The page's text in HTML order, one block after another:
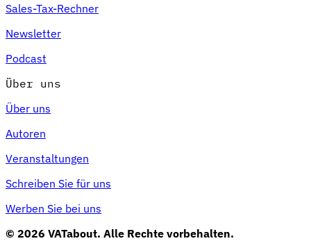
Sales-Tax-Rechner
Newsletter
Podcast
Über uns
Über uns
Autoren
Veranstaltungen
Schreiben Sie für uns
Werben Sie bei uns
© 2026 VATabout. Alle Rechte vorbehalten.